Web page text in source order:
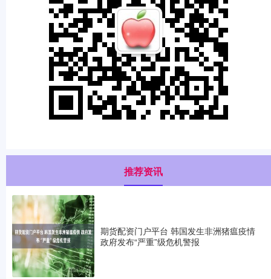
推荐资讯
期货配资门户平台 韩国发生非洲猪瘟疫情
政府发布“严重”级危机警报